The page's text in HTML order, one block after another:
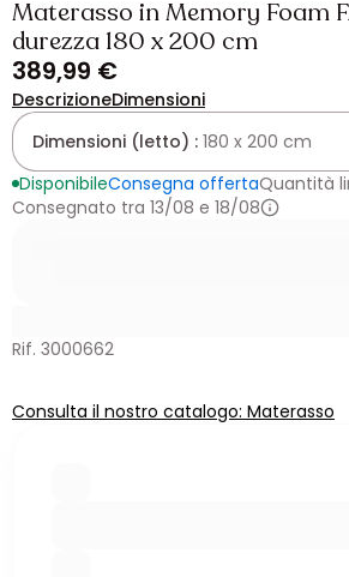
Materasso in Memory Foam
durezza 180 x 200 cm
389,99 €
DescrizioneDimensioni
Dimensioni (letto) : 180 x 200 cm
DisponibileConsegna offertaQuantità
Consegnato tra 13/08 e 18/08
Rif. 3000662
Consulta il nostro catalogo: Materasso